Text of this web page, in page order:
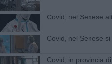
Covid, nel Senese
Covid, nel Senese
Covid, in provincia